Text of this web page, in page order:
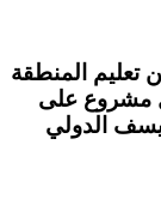
تعليم المنطقة
مشروع على
طالب في آيسف الدولي